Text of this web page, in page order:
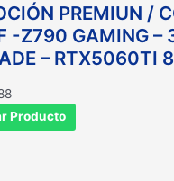
PREMIUN /
-Z790 GAMING –
– RTX5060TI
Producto